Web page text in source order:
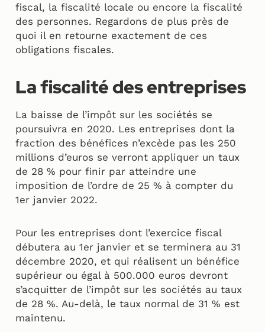
fiscal, la fiscalité locale ou encore la fiscalité
des personnes. Regardons de plus près de
quoi il en retourne exactement de ces
obligations fiscales.
La fiscalité des entreprises
La baisse de l’impôt sur les sociétés se
poursuivra en 2020. Les entreprises dont la
fraction des bénéfices n’excède pas les 250
millions d’euros se verront appliquer un taux
de 28 % pour finir par atteindre une
imposition de l’ordre de 25 % à compter du
1er janvier 2022.
Pour les entreprises dont l’exercice fiscal
débutera au 1er janvier et se terminera au 31
décembre 2020, et qui réalisent un bénéfice
supérieur ou égal à 500.000 euros devront
s’acquitter de l’impôt sur les sociétés au taux
de 28 %. Au-delà, le taux normal de 31 % est
maintenu.